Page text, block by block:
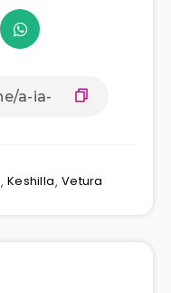
, Keshilla, Vetura